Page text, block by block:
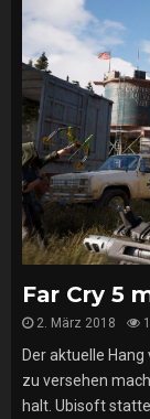
Far Cry 5
2. März 2018
Der aktuelle
zu versehen
halt. Ubisoft